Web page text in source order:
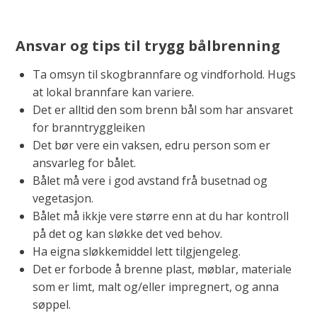
Ansvar og tips til trygg bålbrenning
Ta omsyn til skogbrannfare og vindforhold. Hugs
at lokal brannfare kan variere.
Det er alltid den som brenn bål som har ansvaret
for branntryggleiken
Det bør vere ein vaksen, edru person som er
ansvarleg for bålet.
Bålet må vere i god avstand frå busetnad og
vegetasjon.
Bålet må ikkje vere større enn at du har kontroll
på det og kan sløkke det ved behov.
Ha eigna sløkkemiddel lett tilgjengeleg.
Det er forbode å brenne plast, møblar, materiale
som er limt, malt og/eller impregnert, og anna
søppel.